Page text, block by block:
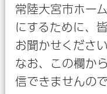
常陸大宮市ホー
にするために、
お聞かせください
なお、この欄か
信できませんの